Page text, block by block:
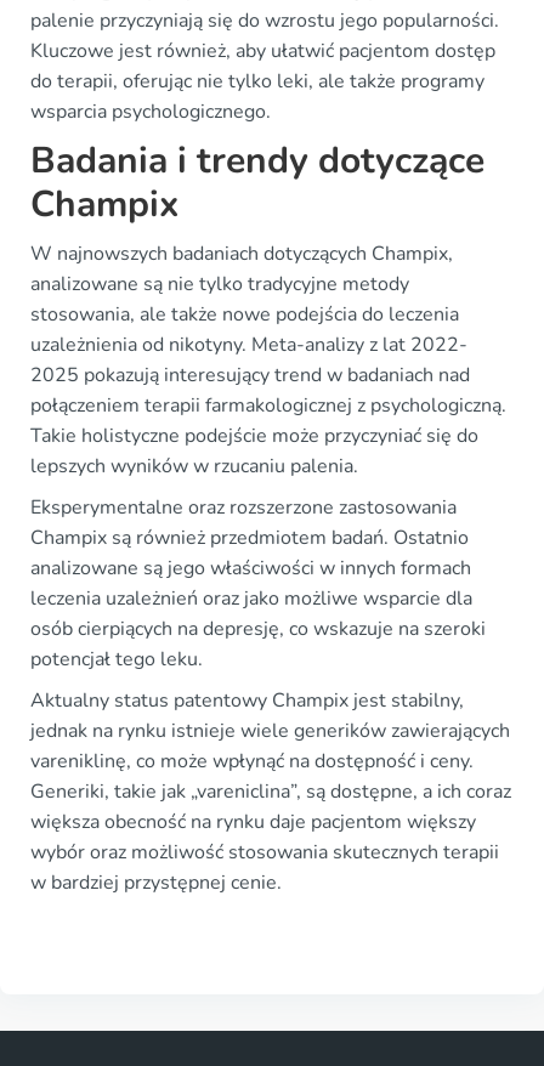
palenie przyczyniają się do wzrostu jego popularności.
Kluczowe jest również, aby ułatwić pacjentom dostęp
do terapii, oferując nie tylko leki, ale także programy
wsparcia psychologicznego.
Badania i trendy dotyczące
Champix
W najnowszych badaniach dotyczących Champix,
analizowane są nie tylko tradycyjne metody
stosowania, ale także nowe podejścia do leczenia
uzależnienia od nikotyny. Meta-analizy z lat 2022-
2025 pokazują interesujący trend w badaniach nad
połączeniem terapii farmakologicznej z psychologiczną.
Takie holistyczne podejście może przyczyniać się do
lepszych wyników w rzucaniu palenia.
Eksperymentalne oraz rozszerzone zastosowania
Champix są również przedmiotem badań. Ostatnio
analizowane są jego właściwości w innych formach
leczenia uzależnień oraz jako możliwe wsparcie dla
osób cierpiących na depresję, co wskazuje na szeroki
potencjał tego leku.
Aktualny status patentowy Champix jest stabilny,
jednak na rynku istnieje wiele generików zawierających
vareniklinę, co może wpłynąć na dostępność i ceny.
Generiki, takie jak „vareniclina”, są dostępne, a ich coraz
większa obecność na rynku daje pacjentom większy
wybór oraz możliwość stosowania skutecznych terapii
w bardziej przystępnej cenie.